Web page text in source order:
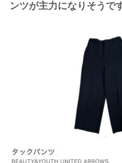
ンツが主力になりそうで